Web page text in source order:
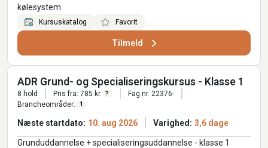
kølesystem
Kursuskatalog Favorit
Tilmeld
ADR Grund- og Specialiseringskursus - Klasse 1
8 hold Pris fra: 785 kr. ?
Fag nr. 22376-
Brancheområder:
1
Næste startdato: 10. aug 2026 Varighed: 3,6 dage
Grunduddannelse + specialiseringsuddannelse - klasse 1